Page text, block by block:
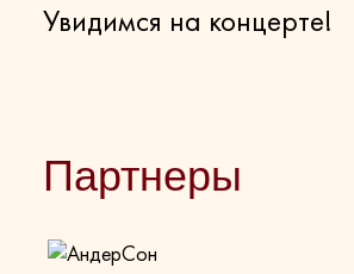
Увидимся на концерте!
Партнеры